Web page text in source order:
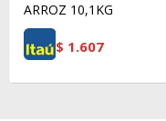
ARROZ 10,1KG
$ 1.607